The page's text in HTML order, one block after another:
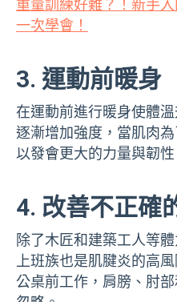
重量訓練好難？！新手
一次學會！
3. 運動前暖身
在運動前進行暖身使體
逐漸增加強度，當肌肉
以發會更大的力量與韌
4. 改善不正確
除了木匠和建築工人等
上班族也是肌腱炎的高
公桌前工作，肩膀、肘